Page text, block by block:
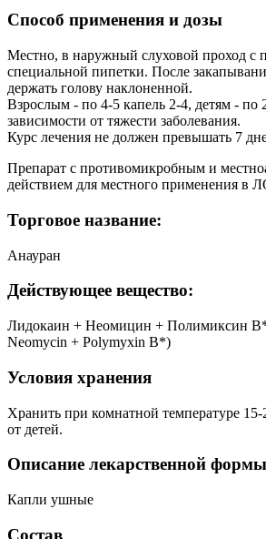
Способ применения и дозы
Местно, в наружный слуховой проход с
специальной пипетки. После
держать голову наклоненной.
Взрослым - по 4-5 капель 2-4, детям - по
зависимости от тяжести заболевания.
Курс лечения не должен превышать 7
Препарат с противомикробным и
действием для местного применения в
Торговое название:
Анауран
Действующее вещество:
Лидокаин + Неомицин + Полимиксин
Neomycin + Polymyxin B*)
Условия хранения
Хранить при комнатной температуре 15-
от детей.
Описание лекарственной формы
Капли ушные
Состав